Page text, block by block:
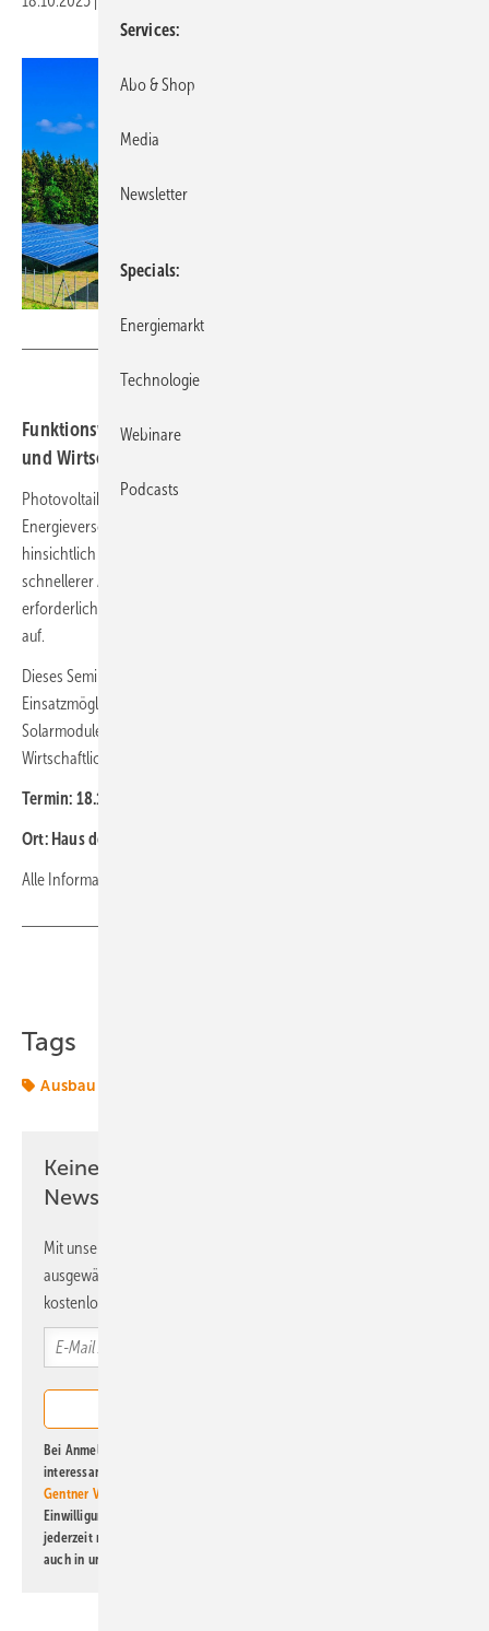
Funktionsweise, Herstellung, Anlagenaufbau, Planung
und Wirtschaftlichkeit von Solaranlagen verstehen.
Photovoltaik wird künftig eine der tragende Säule der
Energieversorgung in Deutschland und weltweit sein. Die Diskussion
hinsichtlich des Klimawandels hat gezeigt, dass ein deutlich
schnellerer Ausbau der Nutzung regenerativer Energien dringend
erforderlich ist. Die Solarenergie weist dabei die größten Potenziale
auf.
Dieses Seminar vermittelt die Grundlagen, angefangen von
Einsatzmöglichkeiten, der Funktionsweise und Herstellung von
Solarmodulen, der Planung und Auslegung von PV-Anlagen bis hin zu
Wirtschaftlichkeitsfragen.
Termin: 18.11.2025 (09:30 - 17:30)
Ort: Haus der Technik, Hollestr. 1, 45127 Essen
Alle Informationen finden Sie unter:
Tags
Ausbau
Keine Zeit? Kein Problem mit dem ERE
Newsletter!
Mit unserem Newsletter erhalten Sie regelmäßig von uns
ausgewählte Informationen und Neuigkeiten, gebündelt und
kostenlos direkt ins Postfach.
Bei Anmeldung zu diesem Newsletter bin ich damit einverstanden, über
interessante Verlags- und Online-Angebote
Gentner Verlag GmbH & Co. KG
Einwilligung kann ich jederzeit widerrufen und eine Abmeldung ist
jederzeit möglich. Informationen zum Umgang mit Daten finden Sie
auch in unserer
Services
Abo & Shop
Media
Newsletter
Specials
Energiemarkt
Technologie
Webinare
Podcasts